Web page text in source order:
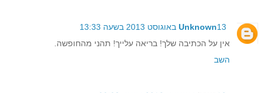
Unknown13 באוגוסט 2013 בשעה 13:33
אין על הכתיבה שלך! בריאה עלייך! תהני מהחופשה.
השב